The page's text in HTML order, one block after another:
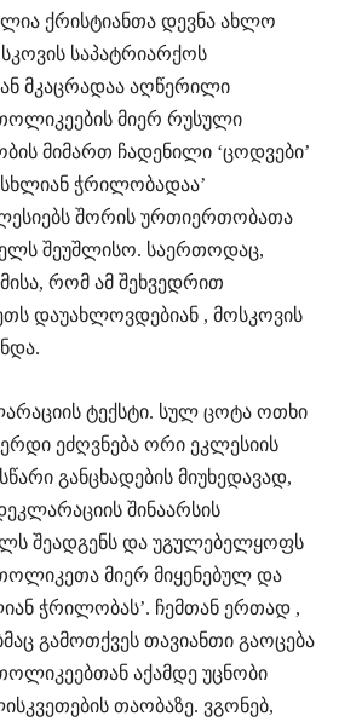
ქრისტიანთა დევნა ახლო
საპატრიარქოს
მკაცრადაა აღწერილი
მიერ რუსული
მიმართ ჩადენილი ‘ცოდვები’
ჭრილობადაა’
შორის ურთიერთობათა
შეუშლისო. საერთოდაც,
რომ ამ შეხვედრით
დაუახლოვდებიან , მოსკოვის
ტექსტი. სულ ცოტა ოთხი
ეძღვნება ორი ეკლესიის
განცხადების მიუხედავად,
შინაარსის
შეადგენს და უგულებელყოფს
მიერ მიყენებულ და
ჭრილობას’. ჩემთან ერთად ,
გამოთქვეს თავიანთი გაოცება
აქამდე უცნობი
თაობაზე. ვგონებ,